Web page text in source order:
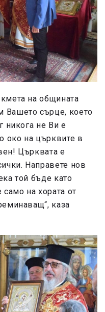
на общината
Вашето сърце, което
никога не Ви е
око на църквите в
Църквата е
Направете нов
той бъде като
на хората от
каза